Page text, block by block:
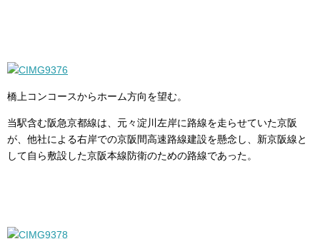
橋上コンコースからホーム方向を望む。
当駅含む阪急京都線は、元々淀川左岸に路線を走らせていた京阪
が、他社による右岸での京阪間高速路線建設を懸念し、新京阪線と
して自ら敷設した京阪本線防衛のための路線であった。